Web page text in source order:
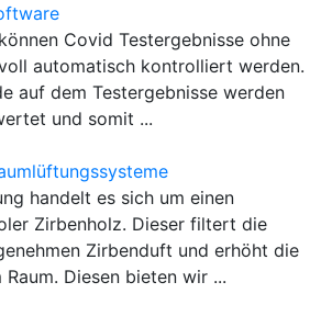
Covid Testergebnisse ohne
automatisch kontrolliert werden.
auf dem Testergebnisse werden
und somit ...
handelt es sich um einen
Zirbenholz. Dieser filtert die
Zirbenduft und erhöht die
Diesen bieten wir ...